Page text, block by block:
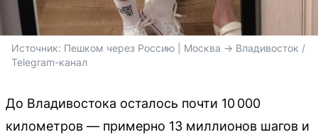
Источник: Пешком через Россию | Москва -> Владивосток /
Telegram-канал
До Владивостока осталось почти 10 000
километров — примерно 13 миллионов шагов и